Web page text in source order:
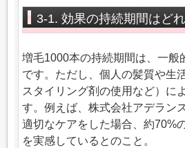
3-1. 効果の持続期間はど
増毛1000本の持続期間は、一般
です。ただし、個人の髪質や生
スタイリング剤の使用など）に
す。例えば、株式会社アデラン
適切なケアをした場合、約70%
を実感しているとのこと。